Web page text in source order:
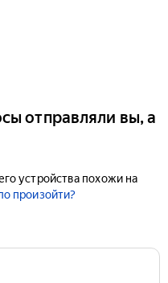
отправляли вы, а
устройства похожи на
произойти?